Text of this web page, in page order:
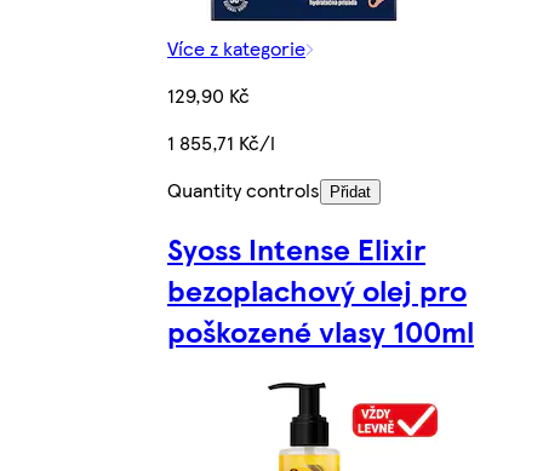
Více z kategorie
129,90 Kč
1 855,71 Kč/l
Quantity controls
Přidat
Syoss Intense Elixir
bezoplachový olej pro
poškozené vlasy 100ml